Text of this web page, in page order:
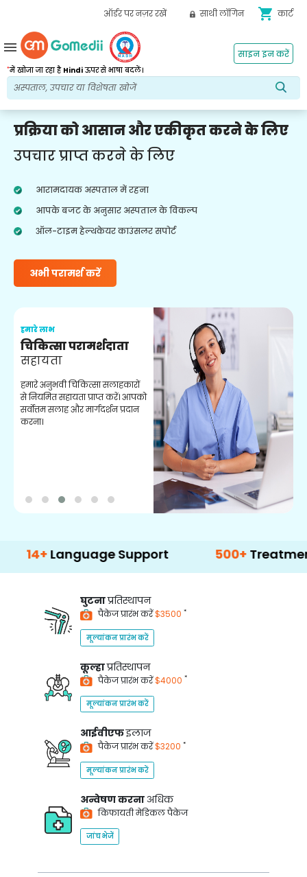
ऑर्डर पर नज़र रखें साथी लॉगिन shopping_cart कार्ट
*में खोजा जा रहा है Hindiऊपर से भाषा बदलें।
साइन इन करें
menu
प्रक्रिया को आसान और एकीकृत करने के लिए
उपचार प्राप्त करने के लिए
आरामदायक अस्पताल में रहना
आपके बजट के अनुसार अस्पताल के विकल्प
ऑल-टाइम हेल्थकेयर काउंसलर सपोर्ट
अभी परामर्श करें
हमारे लाभ
चिकित्सा परामर्शदाता
सहायता
हमारे अनुभवी चिकित्सा सलाहकारों
से नियमित सहायता प्राप्त करें। आपको
सर्वोत्तम सलाह और मार्गदर्शन प्रदान
करना।
Support 500+ Treatment
घुटनाप्रतिस्थापन
पैकेज प्रारंभ करें$3500 *
मूल्यांकन प्रारंभ करें
कूल्हाप्रतिस्थापन
पैकेज प्रारंभ करें$4000 *
मूल्यांकन प्रारंभ करें
आईवीएफइलाज
पैकेज प्रारंभ करें$3200 *
मूल्यांकन प्रारंभ करें
अन्वेषण करना अधिक
किफायती मेडिकल पैकेज
जांच भेजें